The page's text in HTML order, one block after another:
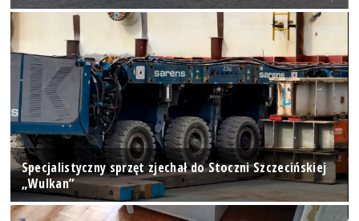
Specjalistyczny sprzęt zjechał do Stoczni Szczecińskiej
„Wulkan”